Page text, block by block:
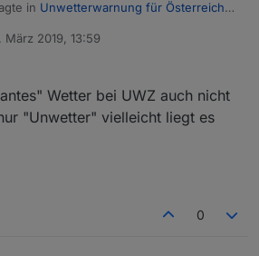
in Unwetterwarnung für Österreich
mal das UWZ-Script mit dem DWD-
März 2019, 13:59
von
Wetter bei UWZ auch nicht
"Unwetter" vielleicht liegt es
0